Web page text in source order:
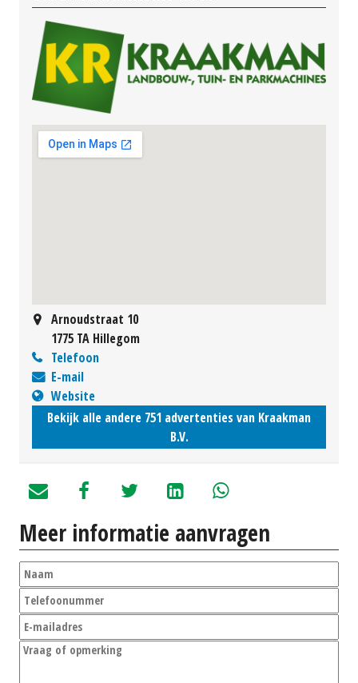
Arnoudstraat 10
1775 TA Hillegom
Telefoon
E-mail
Website
Bekijk alle andere 751 advertenties van Kraakman
B.V.
Meer informatie aanvragen